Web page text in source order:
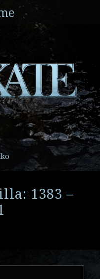
1383 –